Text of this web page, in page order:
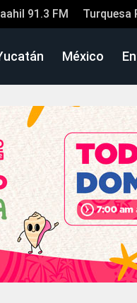
91.3 FM Turquesa
México